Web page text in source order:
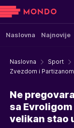
Naslovna Najnovije
Naslovna Sport
Zvezdom i Partizanom
Ne
sa
velikan stao